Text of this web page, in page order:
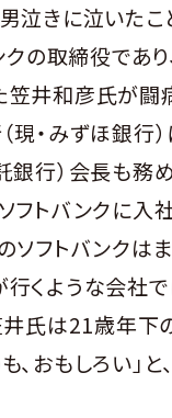
泣きに泣いたこ
の取締役であ
井和彦氏が闘
現・みずほ銀行
銀行）会長も務
フトバンクに入
ソフトバンクは
くような会社で
井氏は21歳年下
、おもしろい」